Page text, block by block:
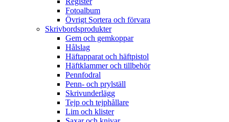
Fotoalbum
Övrigt Sortera och förvara
Skrivbordsprodukter
Gem och gemkoppar
Hålslag
Häftapparat och häftpistol
Häftklammer och tillbehör
Pennfodral
Penn- och prylställ
Skrivunderlägg
Tejp och tejphållare
Lim och klister